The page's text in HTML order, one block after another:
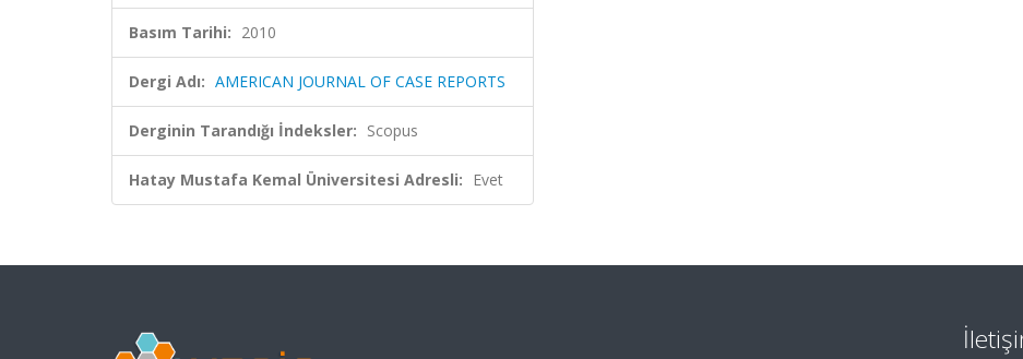
Basım Tarihi: 2010
Dergi Adı: AMERICAN JOURNAL OF CASE REPORTS
Derginin Tarandığı İndeksler: Scopus
Hatay Mustafa Kemal Üniversitesi Adresli: Evet